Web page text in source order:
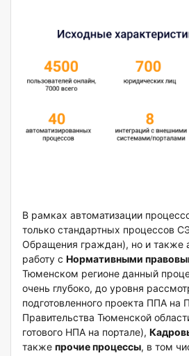
В рамках автоматизации
только стандартных процессов
Обращения граждан), но и также
работу с Нормативными
Тюменском регионе данный
очень глубоко, до уровня
подготовленного проекта ППА на
Правительства Тюменской
готового НПА на портале),
также прочие процессы, в том